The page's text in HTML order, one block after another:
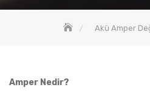
Akü Amper
Amper Nedir?